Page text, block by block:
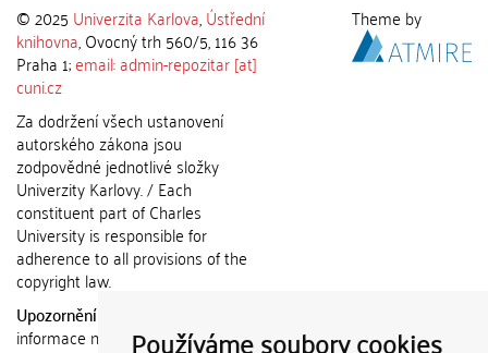
Používáme soubory cookies
© 2025 Univerzita Karlova,Ústřední
knihovna, Ovocný trh 560/5, 116 36
Praha 1;email: admin-repozitar [at]
cuni.cz
Za dodržení všech ustanovení
autorského zákona jsou
zodpovědné jednotlivé složky
Univerzity Karlovy. / Each
constituent part of Charles
University is responsible for
adherence to all provisions of the
copyright law.
Upozornění / Notice:
informace nemohou být použity k
Theme by